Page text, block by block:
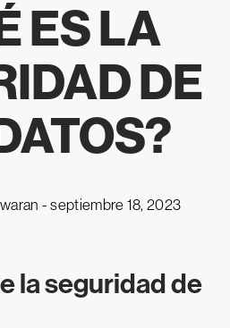
ES LA
DE
-septiembre 18, 2023
la seguridad de